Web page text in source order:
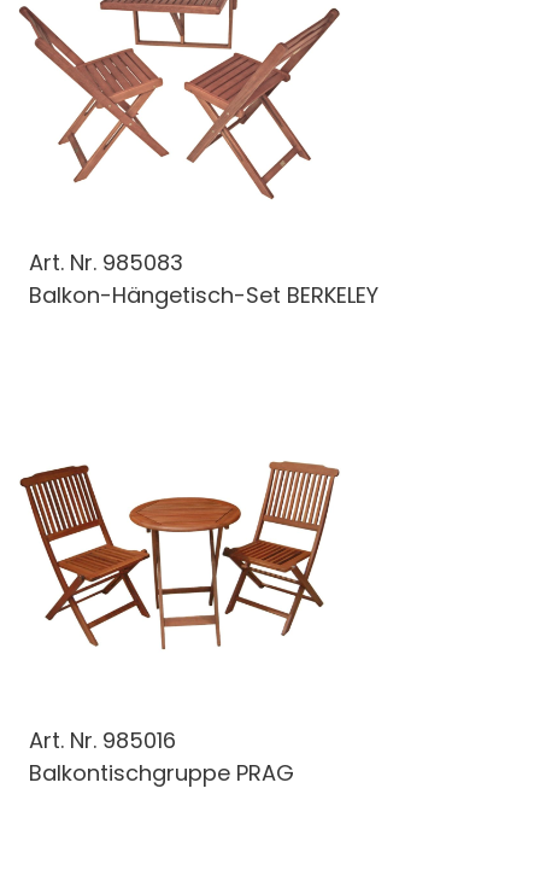
Art. Nr. 985083
Balkon-Hängetisch-Set BERKELEY
Art. Nr. 985016
Balkontischgruppe PRAG